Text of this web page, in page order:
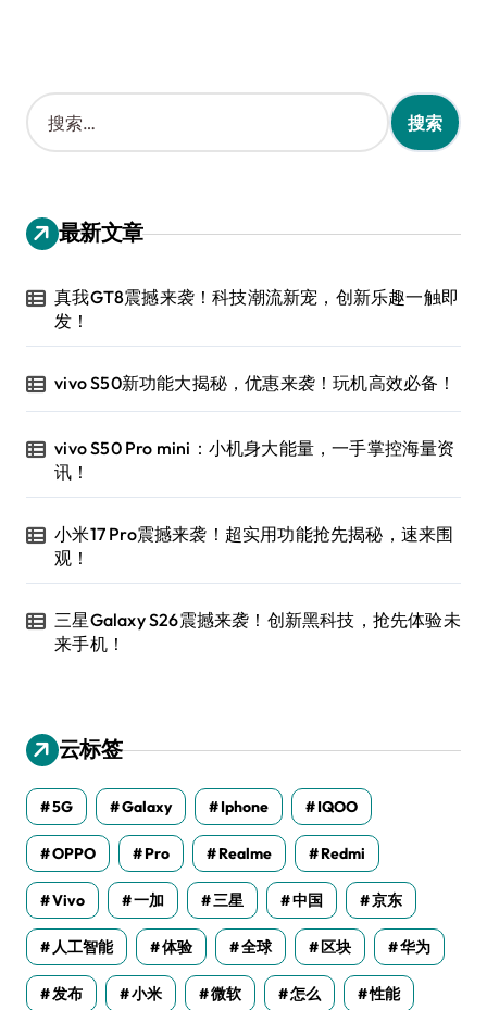
搜
索
：
最新文章
真我GT8震撼来袭！科技潮流新宠，创新乐趣一触即
发！
vivo S50新功能大揭秘，优惠来袭！玩机高效必备！
vivo S50 Pro mini：小机身大能量，一手掌控海量资
讯！
小米17 Pro震撼来袭！超实用功能抢先揭秘，速来围
观！
三星Galaxy S26震撼来袭！创新黑科技，抢先体验未
来手机！
云标签
5G Galaxy Iphone IQOO
OPPO Pro Realme Redmi
Vivo 一加 三星 中国 京东
人工智能 体验 全球 区块 华为
发布 小米 微软 怎么 性能